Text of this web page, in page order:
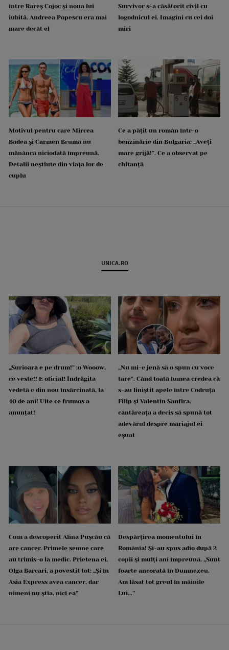
între Rareș Cojoc și noua lui
iubită. Andreea Popescu era mai
mare decât el
Survivor s-a căsătorit civil cu
logodnicul ei. Imagini cu cei doi
miri
Motivul pentru care Mircea
Badea și Carmen Brumă nu
mănâncă niciodată împreună.
Detalii neștiute din viața lor de
cuplu
Ce a pățit un român într-o
benzinărie din Bulgaria: „Aveți
mare grijă!”. Ce a observat pe
chitanță
UNICA.RO
„Surioara e pe drum!” :o Wooow,
ce veste!! E oficial! Îndrăgita
vedetă e din nou însărcinată, la
40 de ani! Uite ce frumos a
anunțat!
„Nu mi-e jenă să o spun cu voce
tare”. Când toată lumea credea că
s-au liniștit apele între Codruța
Filip și Valentin Sanfira,
cântăreața a decis să spună tot
adevărul despre mariajul ei
eșuat
Cum a descoperit Alina Pușcău că
are cancer. Primele semne care
au trimis-o la medic. Prietena ei,
Olga Barcari, a povestit tot: „Și în
Asia Express avea cancer, dar
nimeni nu știa, nici ea”
Despărțirea momentului în
România! Și-au spus adio după 2
copii și mulți ani împreună. „Sunt
foarte ancorată în Dumnezeu.
Am lăsat tot greul în mâinile
Lui...”